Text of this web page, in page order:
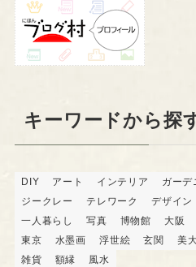
キーワードから探
DIY アート インテリア ガーデ
ジークレー
テレワーク デザイン
一人暮らし
写真 博物館 大阪
東京
水墨画 浮世絵 玄関 美
雑貨
額縁 風水